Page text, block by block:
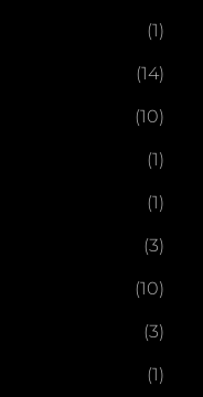
(1)
(14)
(10)
(1)
(1)
(3)
(10)
(3)
(1)